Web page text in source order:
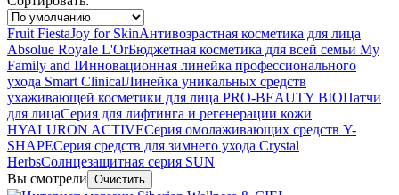
Fruit FiestaJoy for SkinАнтивозрастная косметика для лица
Absolue Royale L'OrБюджетная косметика для всей семьи My
Family and IИнновационная линейка профессионального
ухода Smart ClinicalЛинейка уникальных средств
ухаживающей косметики для лица PRO-BEAUTY BIOПатчи
для лицаСерия для лифтинга и регенерации кожи
HYALURON ACTIVEСерия омолаживающих средств Y-
SHAPEСерия средств для зимнего ухода Crystal
HerbsСолнцезащитная серия SUN
Вы смотрели Очистить